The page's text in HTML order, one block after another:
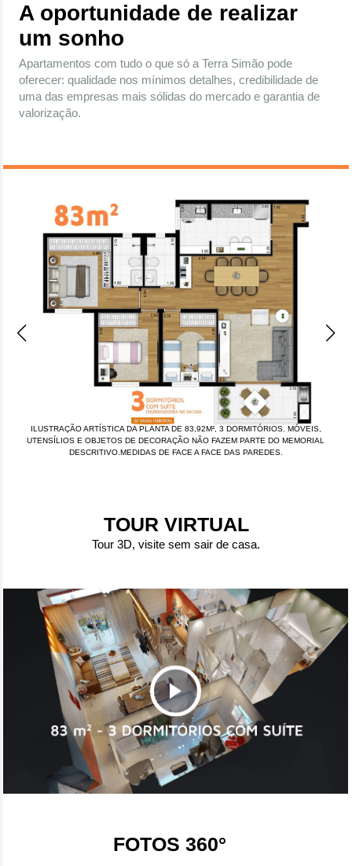
A oportunidade de realizar
um sonho
Apartamentos com tudo o que só a Terra Simão pode
oferecer: qualidade nos mínimos detalhes, credibilidade de
uma das empresas mais sólidas do mercado e garantia de
valorização.
ILUSTRAÇÃO ARTÍSTICA DA PLANTA DE 83,92M², 3 DORMITÓRIOS. MÓVEIS,
UTENSÍLIOS E OBJETOS DE DECORAÇÃO NÃO FAZEM PARTE DO MEMORIAL
DESCRITIVO.MEDIDAS DE FACE A FACE DAS PAREDES.
TOUR VIRTUAL
Tour 3D, visite sem sair de casa.
FOTOS 360°